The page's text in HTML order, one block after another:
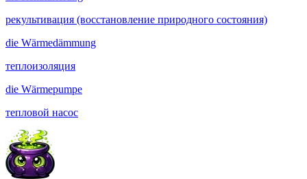
рекультивация (восстановление природного состояния)
die Wärmedämmung
теплоизоляция
die Wärmepumpe
тепловой насос